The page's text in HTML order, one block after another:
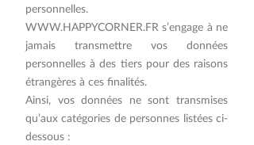
personnelles.
WWW.HAPPYCORNER.FR s’engage à ne
jamais transmettre vos données
personnelles à des tiers pour des raisons
étrangères à ces finalités.
Ainsi, vos données ne sont transmises
qu’aux catégories de personnes listées ci-
dessous :